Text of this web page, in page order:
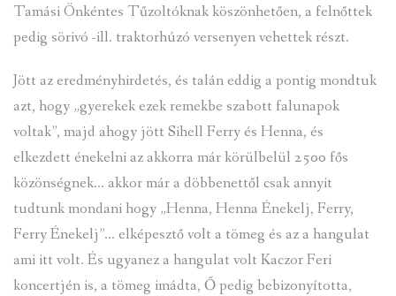
Tamási Önkéntes Tűzoltóknak köszönhetően, a felnőttek
pedig sörivó -ill. traktorhúzó versenyen vehettek részt.
Jött az eredményhirdetés, és talán eddig a pontig mondtuk
azt, hogy „gyerekek ezek remekbe szabott falunapok
voltak”, majd ahogy jött Sihell Ferry és Henna, és
elkezdett énekelni az akkorra már körülbelül 2500 fős
közönségnek… akkor már a döbbenettől csak annyit
tudtunk mondani hogy „Henna, Henna Énekelj, Ferry,
Ferry Énekelj”… elképesztő volt a tömeg és az a hangulat
ami itt volt. És ugyanez a hangulat volt Kaczor Feri
koncertjén is, a tömeg imádta, Ő pedig bebizonyította,